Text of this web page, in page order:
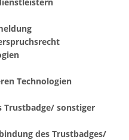
Technologien
Trustbadge/ sonstiger
des Trustbadges/